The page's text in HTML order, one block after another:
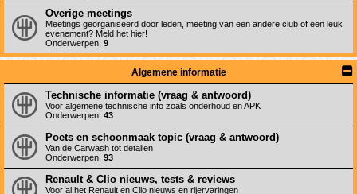
Overige meetings
Meetings georganiseerd door leden, meeting van een andere club of een leuk
evenement? Meld het hier!
Onderwerpen: 9
Algemene informatie
Technische informatie (vraag & antwoord)
Voor algemene technische info zoals onderhoud en APK
Onderwerpen: 43
Poets en schoonmaak topic (vraag & antwoord)
Van de Carwash tot detailen
Onderwerpen: 93
Renault & Clio nieuws, tests & reviews
Voor al het Renault en Clio nieuws en rijervaringen